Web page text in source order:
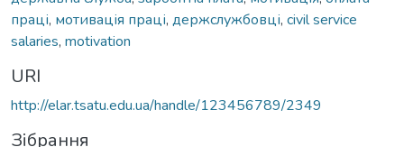
праці, мотивація праці, держслужбовці, civil service
salaries, motivation
URI
http://elar.tsatu.edu.ua/handle/123456789/2349
Зібрання